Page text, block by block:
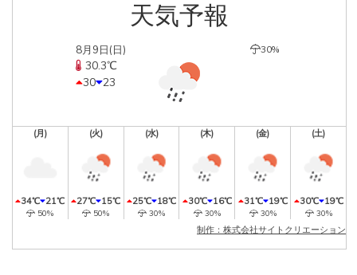
天気予報
8月9日(日)
30.3℃
30 23
30%
(月)
34℃ 21℃
50%
(火)
27℃ 15℃
50%
(水)
25℃ 18℃
30%
(木)
30℃ 16℃
30%
(金)
31℃ 19℃
30%
(土)
30℃ 19℃
30%
制作：株式会社サイトクリエーション